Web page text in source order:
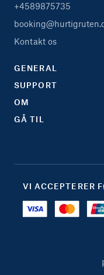
+4589875735
Kontakt os
GENERAL
SUPPORT
OM
GÅ TIL
VI ACCEPTERER